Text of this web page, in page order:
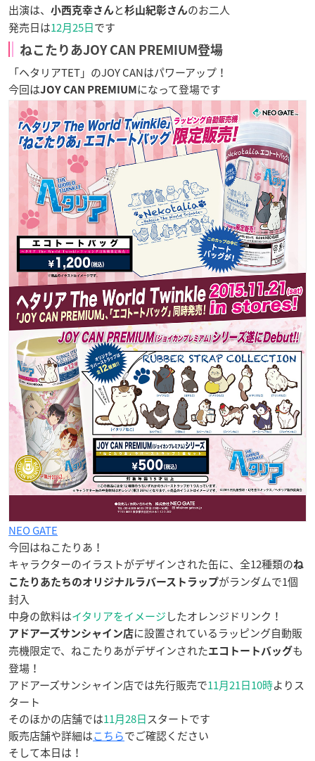
出演は、
小西克幸さんと杉山紀彰さんのお二人
発売日は12月25日です
ねこたりあJOY CAN PREMIUM登場
「ヘタリアTET」のJOY CANはパワーアップ！
今回はJOY CAN PREMIUM になって登場です
NEO GATE
今回はねこたりあ！
キャラクターのイラストがデザインされた缶に、全12種類のね
こたりあたちのオリジナルラバーストラップがランダムで1個
封入
中身の飲料はイタリアをイメージしたオレンジドリンク！
アドアーズサンシャイン店に設置されているラッピング自動販
売機限定で、ねこたりあがデザインされた エコトートバッグも
登場！
アドアーズサンシャイン店では先行販売で11月21日10時よりス
タート
そのほかの店舗では11月28日スタートです
販売店舗や詳細はこちらでご確認ください
そして本日は！